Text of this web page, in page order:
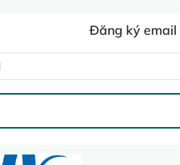
Đăng ký email